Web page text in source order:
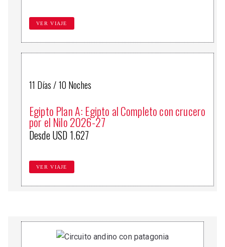
VER VIAJE
11 Días / 10 Noches
Egipto Plan A: Egipto al Completo con crucero
por el Nilo 2026-27
Desde USD 1.627
VER VIAJE